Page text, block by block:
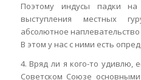
Поэтому индусы падки
выступления местных
абсолютное
В этом у нас с ними есть
4. Вряд ли я кого-то удивлю,
Советском Союзе